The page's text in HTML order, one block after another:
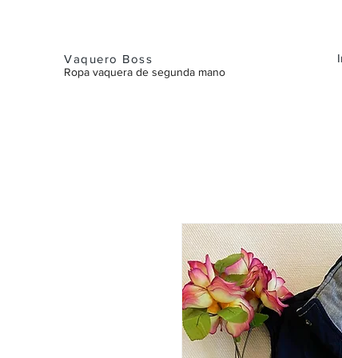
Vaquero Boss
Ropa vaquera de segunda mano